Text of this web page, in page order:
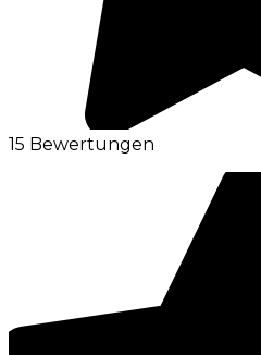
15 Bewertungen